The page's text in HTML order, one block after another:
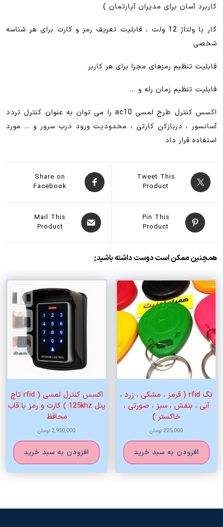
کاربرد آسان برای مدیران آپارتمان )
کار با ولتاژ 12 ولت ، قابلیت تعریف رمز و کارت برای هر شناسه
شخصی
قابلیت تنظیم رمزهای مجزا برای هر کاربر
قابلیت تنظیم زمان رله و …
اکسس کنترل طرح لمسی ac10 را می توان به عنوان کنترل تردد
آسانسور ، دربازکن کارتی ، محدودیت ورود درب سرور و … مورد
استفاده قرار داد
Tweet This
Product
Share on
Facebook
Pin This
Product
Mail This
Product
همچنین ممکن است دوست داشته باشید;
تگ rfid ( قرمز ، مشکی ، زرد ،
آبی ، بنفش ، سبز ، صورتی ،
خاکستر )
225,000 تومان
افزودن به سبد خرید
اکسس کنترل لمسی ( rfid تاچ
پنل 125khz ) کارت و رمز با قاب
محافظ
2,950,000 تومان
افزودن به سبد خرید